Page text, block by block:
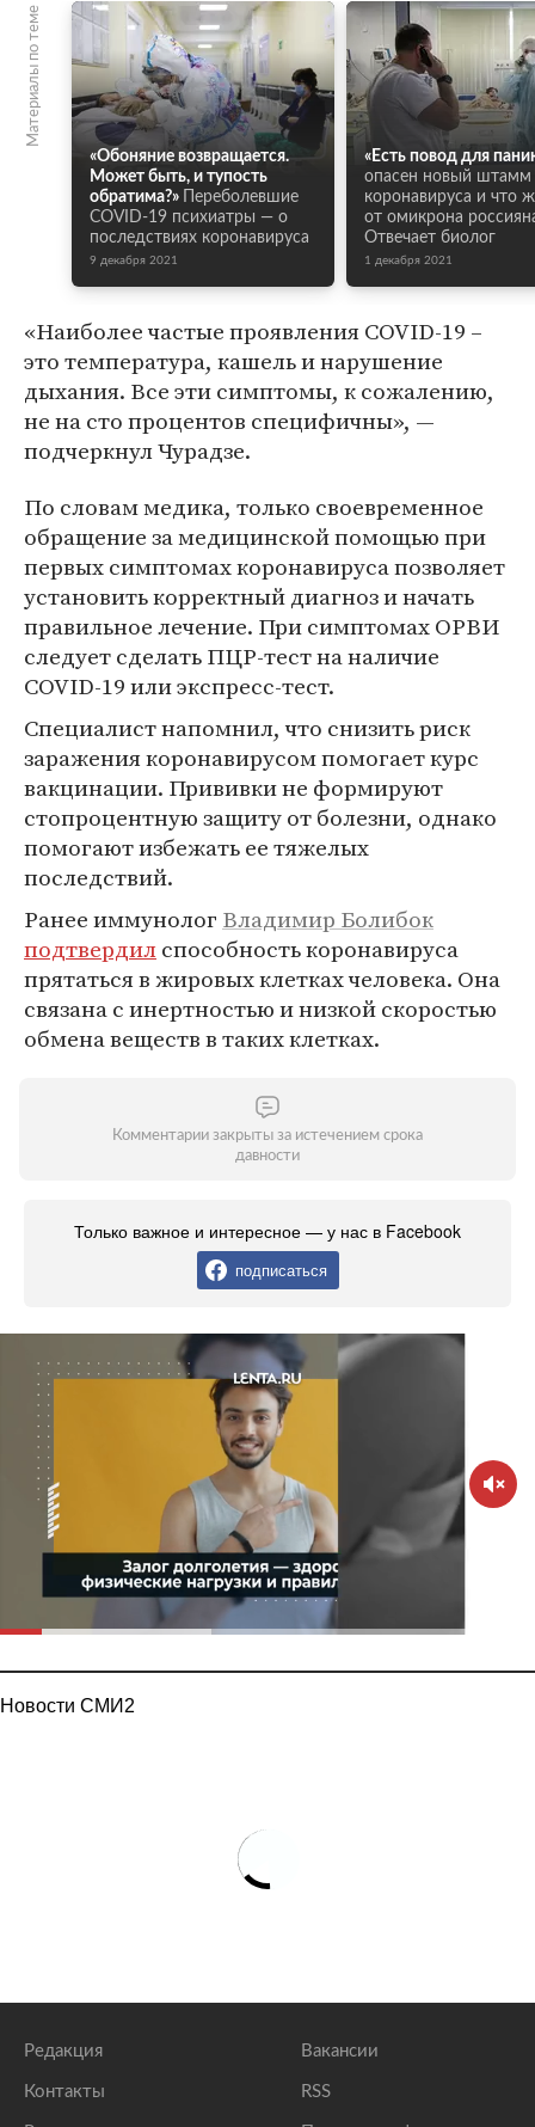
Материалы по теме
«Обоняние возвращается.
Может быть, и тупость
обратима?»
Переболевшие
COVID-19 психиатры — о
последствиях коронавируса
9 декабря 2021
«Есть повод для
опасен новый штамм
коронавируса и что
от омикрона
Отвечает биолог
1 декабря 2021
«Наиболее частые проявления COVID-19 –
это температура, кашель и нарушение
дыхания. Все эти симптомы, к сожалению,
не на сто процентов специфичны», —
подчеркнул Чурадзе.
По словам медика, только своевременное
обращение за медицинской помощью при
первых симптомах коронавируса позволяет
установить корректный диагноз и начать
правильное лечение. При симптомах ОРВИ
следует сделать ПЦР-тест на наличие
COVID-19 или экспресс-тест.
Специалист напомнил, что снизить риск
заражения коронавирусом помогает курс
вакцинации. Прививки не формируют
стопроцентную защиту от болезни, однако
помогают избежать ее тяжелых
последствий.
Ранее иммунолог Владимир Болибок
подтвердилспособность коронавируса
прятаться в жировых клетках человека. Она
связана с инертностью и низкой скоростью
обмена веществ в таких клетках.
Комментарии закрыты за истечением срока
давности
Только важное и интересное — у нас в Facebook
подписаться
Новости СМИ2
Редакция
Контакты
Вакансии
RSS